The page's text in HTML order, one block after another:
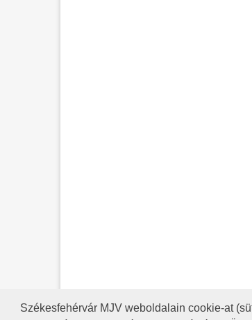
Székesfehérvár MJV weboldalain cookie-at
RSS A HONLAP